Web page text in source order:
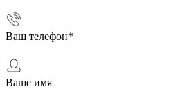
Ваш телефон*
Ваше имя